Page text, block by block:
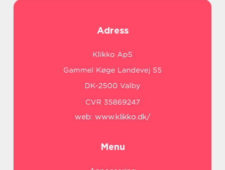
Adress
web: www.klikko.dk/
Menu